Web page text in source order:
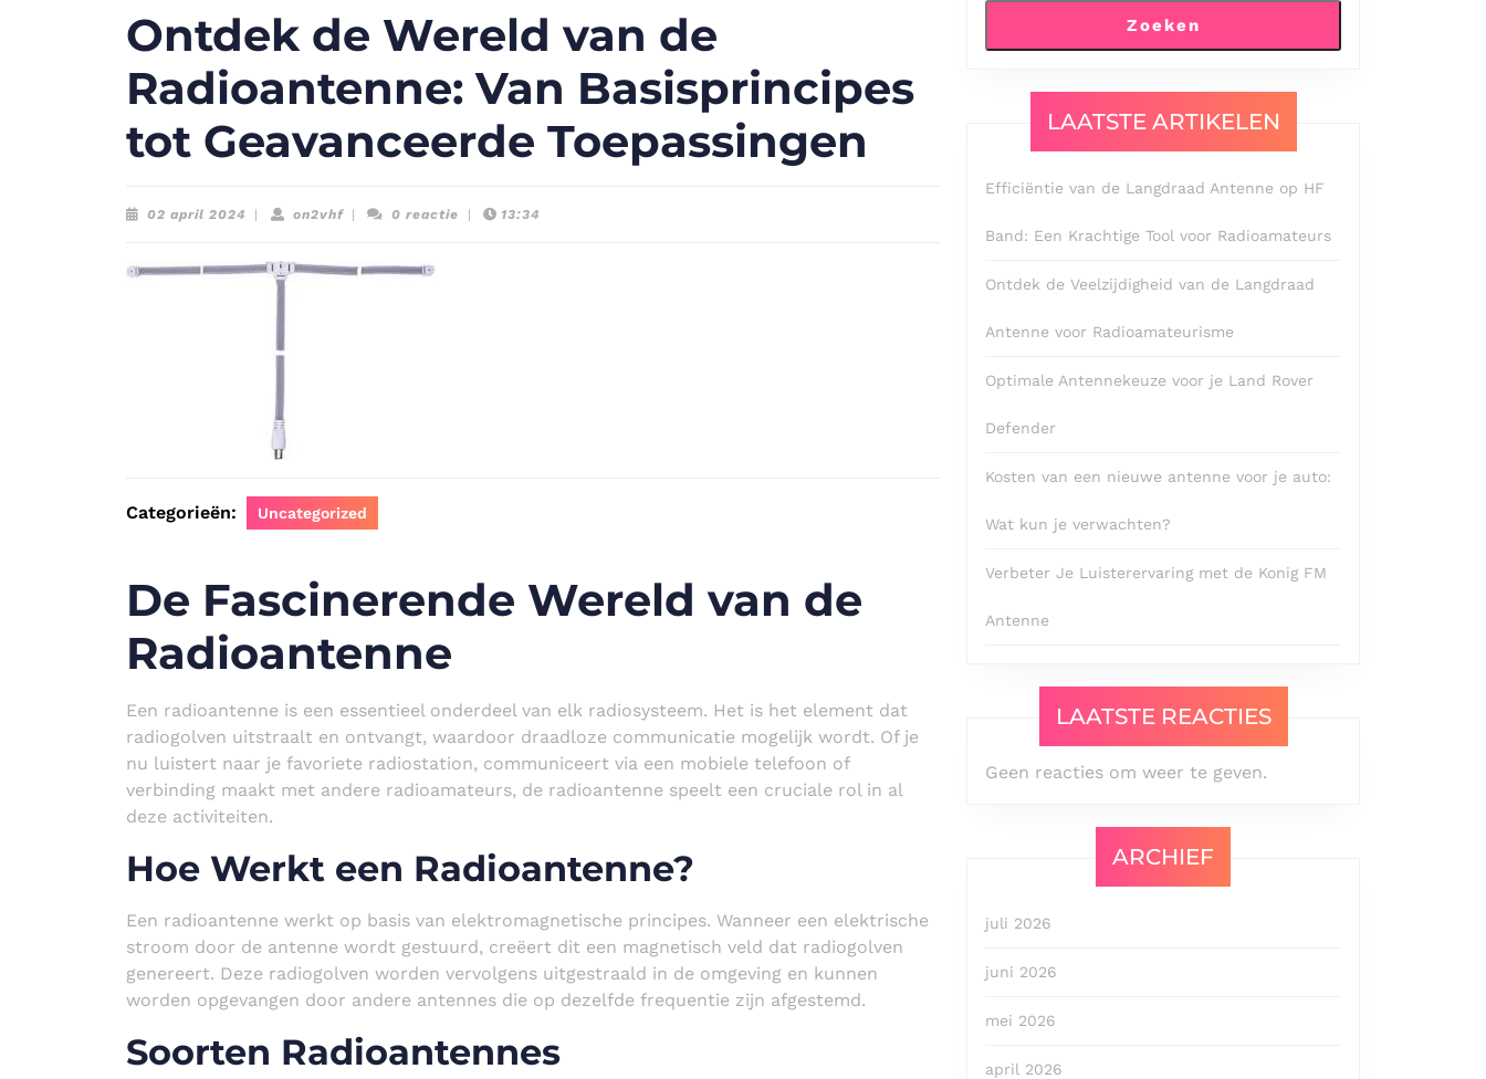
Ontdek de Wereld van de
Radioantenne: Van Basisprincipes
tot Geavanceerde Toepassingen
02 april 2024 02
on2vhfon2vhf0 reactie 13:34
Categorieën: Uncategorized
De Fascinerende Wereld van de
Radioantenne
Een radioantenne is een essentieel onderdeel van elk radiosysteem. Het is het element dat
radiogolven uitstraalt en ontvangt, waardoor draadloze communicatie mogelijk wordt. Of je
nu luistert naar je favoriete radiostation, communiceert via een mobiele telefoon of
verbinding maakt met andere radioamateurs, de radioantenne speelt een cruciale rol in al
deze activiteiten.
Hoe Werkt een Radioantenne?
Een radioantenne werkt op basis van elektromagnetische principes. Wanneer een elektrische
stroom door de antenne wordt gestuurd, creëert dit een magnetisch veld dat radiogolven
genereert. Deze radiogolven worden vervolgens uitgestraald in de omgeving en kunnen
worden opgevangen door andere antennes die op dezelfde frequentie zijn afgestemd.
Soorten Radioantennes
Zoeken
LAATSTE ARTIKELEN
Efficiëntie van de Langdraad Antenne op HF
Band: Een Krachtige Tool voor Radioamateurs
Ontdek de Veelzijdigheid van de Langdraad
Antenne voor Radioamateurisme
Optimale Antennekeuze voor je Land Rover
Defender
Kosten van een nieuwe antenne voor je auto:
Wat kun je verwachten?
Verbeter Je Luisterervaring met de Konig FM
Antenne
LAATSTE REACTIES
Geen reacties om weer te geven.
ARCHIEF
juli 2026
juni 2026
mei 2026
april 2026